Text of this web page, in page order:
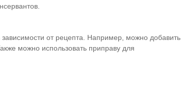
от рецепта. Например, можно добавить
можно использовать приправу для